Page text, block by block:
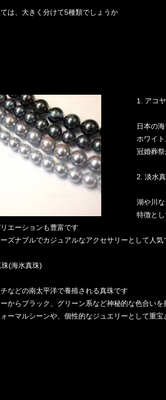
は、大きく分けて5種類でしょうか
1. アコ
日本の
ホワイ
冠婚葬
2. 淡水
湖や川
特徴と
エーションも豊富です
ズナブルでカジュアルなアクセサリーとして人気
(海水真珠)
などの南太平洋で養殖される真珠です
からブラック、グリーン系など神秘的な色合いを
ーマルシーンや、個性的なジュエリーとして重宝